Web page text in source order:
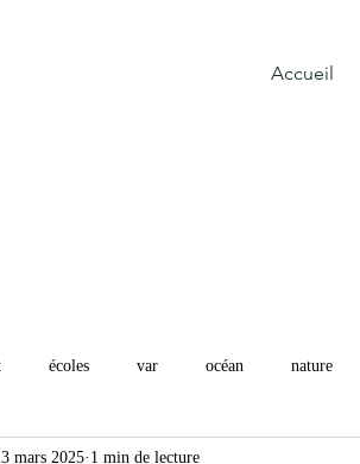
Accueil
écoles var océan nature
mars 2025 1 min de lecture